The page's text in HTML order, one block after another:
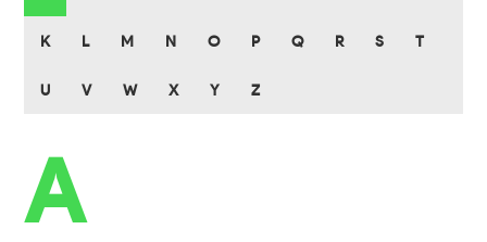
K L M N O P Q R S T
U V W X Y Z
A